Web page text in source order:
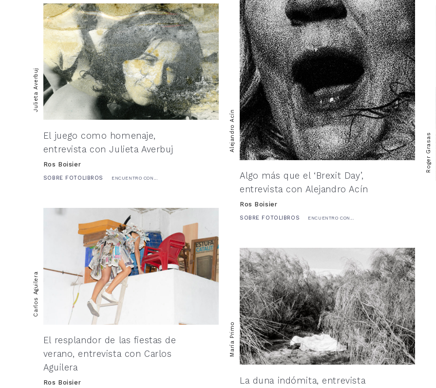
Julieta Averbuj
El juego como homenaje,
entrevista con Julieta Averbuj
Ros Boisier
SOBRE FOTOLIBROS ENCUENTRO CON...
Alejandro Acín
Algo más que el ‘Brexit Day’,
entrevista con Alejandro Acín
Ros Boisier
SOBRE FOTOLIBROS ENCUENTRO CON...
Roger Grasas
Carlos Aguilera
El resplandor de las fiestas de
verano, entrevista con Carlos
Aguilera
Ros Boisier
María Primo
La duna indómita, entrevista